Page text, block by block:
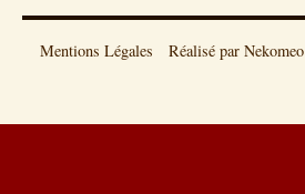
Mentions Légales Réalisé par Nekomeo